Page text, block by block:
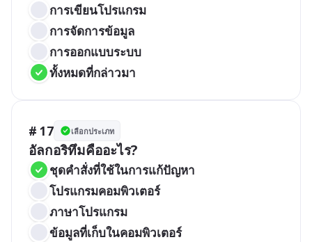
การเขียนโปรแกรม
การจัดการข้อมูล
การออกแบบระบบ
ทั้งหมดที่กล่าวมา
# 17 เลือกประเภท
อัลกอริทึมคืออะไร?
ชุดคำสั่งที่ใช้ในการแก้ปัญหา
โปรแกรมคอมพิวเตอร์
ภาษาโปรแกรม
ข้อมูลที่เก็บในคอมพิวเตอร์